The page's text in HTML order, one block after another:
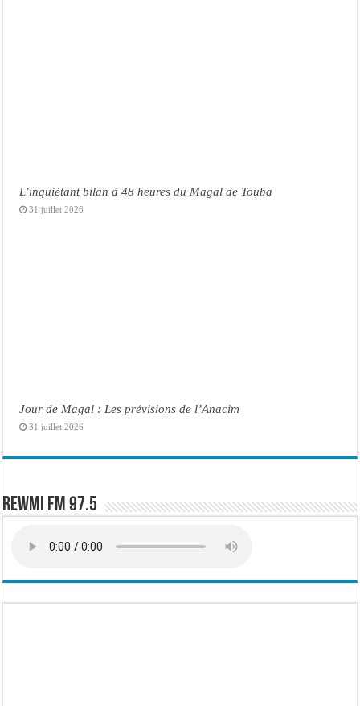
L’inquiétant bilan à 48 heures du Magal de Touba
31 juillet 2026
Jour de Magal : Les prévisions de l’Anacim
31 juillet 2026
Rewmi FM 97.5